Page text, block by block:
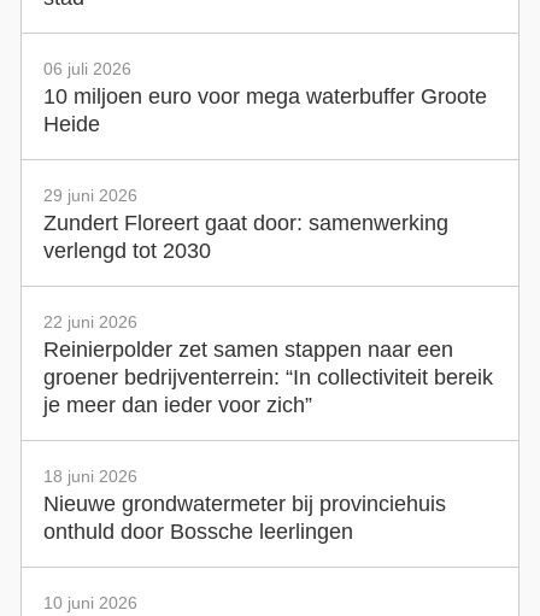
06 juli 2026
10 miljoen euro voor mega waterbuffer Groote
Heide
29 juni 2026
Zundert Floreert gaat door: samenwerking
verlengd tot 2030
22 juni 2026
Reinierpolder zet samen stappen naar een
groener bedrijventerrein: “In collectiviteit bereik
je meer dan ieder voor zich”
18 juni 2026
Nieuwe grondwatermeter bij provinciehuis
onthuld door Bossche leerlingen
10 juni 2026